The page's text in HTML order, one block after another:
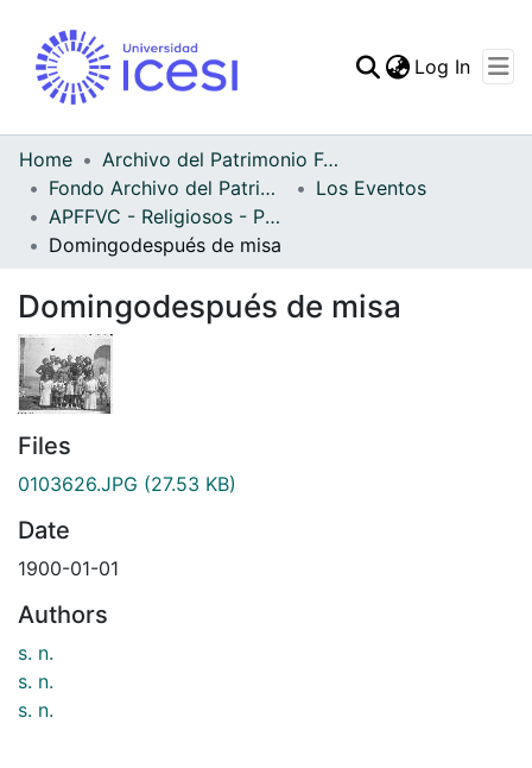
Statistics
Log In
Home
Archivo del Patrimonio Fotográfico y Fílmico del Valle del Cauca
Fondo Archivo del Patrimonio Fotográfico y Fílmico del Valle del Cauca
Los Eventos
APFFVC - Religiosos - Patrimonial
Domingodespués de misa
Domingodespués de misa
Files
0103626.JPG (27.53 KB)
Date
1900-01-01
Authors
s. n.
s. n.
s. n.